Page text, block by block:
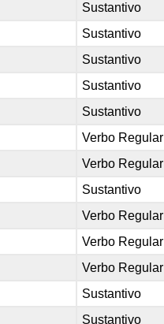
Sustantivo
Sustantivo
Sustantivo
Sustantivo
Sustantivo
Verbo Regular
Verbo Regular
Sustantivo
Verbo Regular
Verbo Regular
Verbo Regular
Sustantivo
Sustantivo